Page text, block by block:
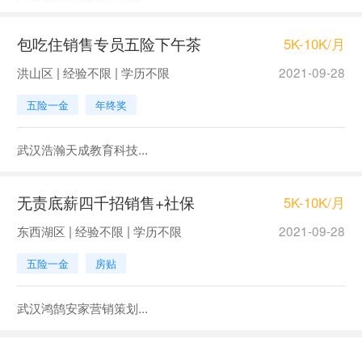
包吃住销售专员五险下午茶 5K-10K/月
洪山区 | 经验不限 | 学历不限 2021-09-28
五险一金 年终奖
武汉浩瀚天成教育科技...
无责底薪四千招销售+社保 5K-10K/月
东西湖区 | 经验不限 | 学历不限 2021-09-28
五险一金 房贴
武汉鸿鹄安家营销策划...